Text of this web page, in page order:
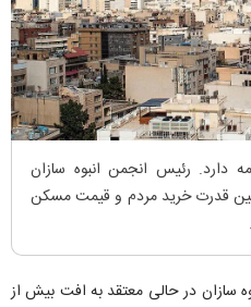
دارد. رئیس انجمن انبوه سازان
قدرت خرید مردم و قیمت مسکن
سازان در حالی معتقد به افت بیش از